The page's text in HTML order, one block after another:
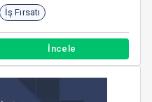
İş Fırsatı
İncele